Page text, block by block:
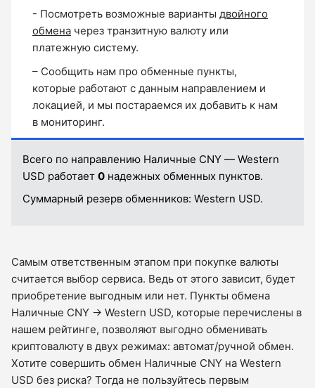
- Посмотреть возможные варианты двойного
обмена через транзитную валюту или
платежную систему.
– Сообщить нам про обменные пункты,
которые работают с данным направлением и
локацией, и мы постараемся их добавить к нам
в мониторинг.
Всего по направлению Наличные CNY — Western
USD работает 0 надежных обменных пунктов.
Суммарный резерв обменников: Western USD.
Самым ответственным этапом при покупке валюты
считается выбор сервиса. Ведь от этого зависит, будет
приобретение выгодным или нет. Пункты обмена
Наличные CNY → Western USD, которые перечислены в
нашем рейтинге, позволяют выгодно обменивать
криптовалюту в двух режимах: автомат/ручной обмен.
Хотите совершить обмен Наличные CNY на Western
USD без риска? Тогда не пользуйтесь первым